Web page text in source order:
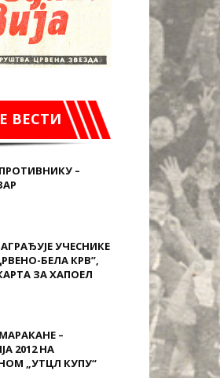
ВЕСТИ
–
УЧЕСНИКЕ
БЕЛА КРВ”,
ЗА ХАПОЕЛ
–
2012 НА
„УТЦЛ КУПУ“